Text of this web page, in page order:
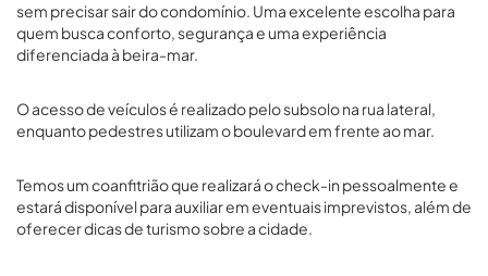
sem precisar sair do condomínio. Uma excelente escolha para
quem busca conforto, segurança e uma experiência
diferenciada à beira-mar.
O acesso de veículos é realizado pelo subsolo na rua lateral,
enquanto pedestres utilizam o boulevard em frente ao mar.
Temos um coanfitrião que realizará o check-in pessoalmente e
estará disponível para auxiliar em eventuais imprevistos, além de
oferecer dicas de turismo sobre a cidade.